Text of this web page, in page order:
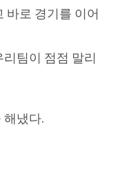
바로 경기를 이어
팀이 점점 말리
해냈다.